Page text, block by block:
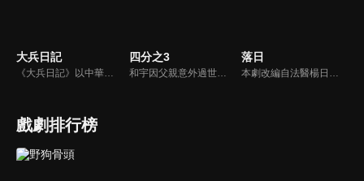
大兵日記
《大兵日記》以中華民國陸軍軍事訓練為題材，是金鰲勳執導的第一部連續劇；其中第1至第23集故事背景為位於台東縣的陸軍台東防衛司令部太平營區新兵訓練中心，自第24集始移往陸軍特戰部隊。
四分之3
和宇因父親意外過世而回到家鄉，面臨被迫接手的賣菜車生意，以及因跛腳而過度保護他的母親，頓時讓和宇的世界瞬間崩塌，陷入絕望。就在此時，和宇遇見駐村藝術家玟萱，第一個不把自己跛腳當回事的女孩，還約跛腳的自己去騎單車，她在和宇混亂的世界裡，開了一扇窗，並協助他重新理解所謂的家庭。
落日
本劇改編自法醫楊日松先生一生所遭遇的真實案件。敘述終身奉獻台灣法醫志業、不求名利但求正義的法醫楊百川(劇中名)，及其從事於第一線法網工作的摯友、長官及學生，所共同面臨的刑事案件挑戰，是一部題材特殊且富社會意義的傳記式警匪推理劇集。
戲劇排行榜